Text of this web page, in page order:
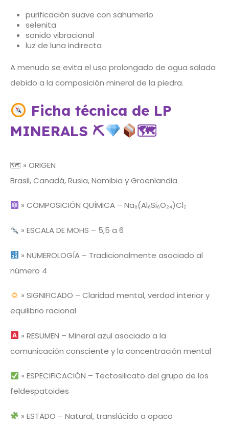
purificación suave con sahumerio
selenita
sonido vibracional
luz de luna indirecta
A menudo se evita el uso prolongado de agua salada
debido a la composición mineral de la piedra.
Ficha técnica de LP
MINERALS ⛏ 🗺
🗺 » ORIGEN
Brasil, Canadá, Rusia, Namibia y Groenlandia
» COMPOSICIÓN QUÍMICA – Na₈(Al₆Si₆O₂₄)Cl₂
» ESCALA DE MOHS – 5,5 a 6
» NUMEROLOGÍA – Tradicionalmente asociado al
número 4
» SIGNIFICADO – Claridad mental, verdad interior y
equilibrio racional
» RESUMEN – Mineral azul asociado a la
comunicación consciente y la concentración mental
» ESPECIFICACIÓN – Tectosilicato del grupo de los
feldespatoides
» ESTADO – Natural, translúcido a opaco